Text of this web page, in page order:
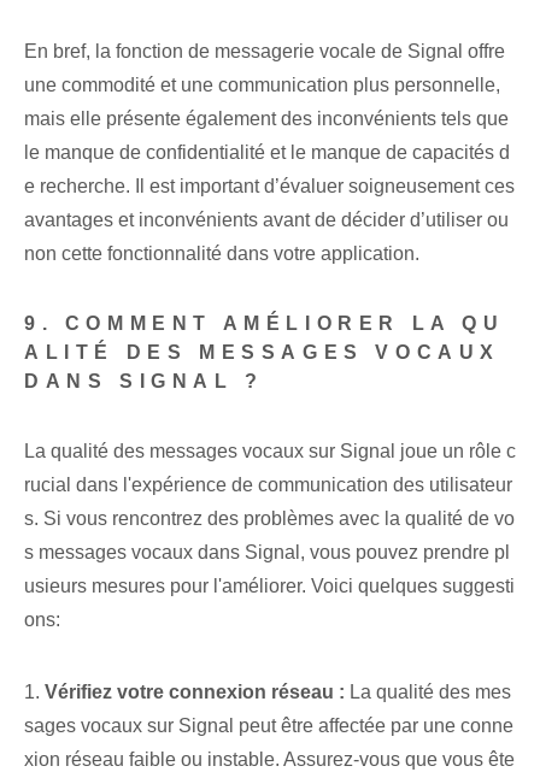
En bref, la fonction de messagerie vocale de Signal offre
une commodité et une communication plus personnelle,
mais elle présente également des inconvénients tels que
le manque de confidentialité et le manque de capacités d
e recherche. Il est important d’évaluer soigneusement ces
avantages et inconvénients avant de décider d’utiliser ou
non cette fonctionnalité dans votre application.
9. COMMENT AMÉLIORER LA QU
ALITÉ DES MESSAGES VOCAUX
DANS SIGNAL ?
La qualité des messages vocaux sur Signal joue un rôle c
rucial dans l'expérience de communication des utilisateur
s. Si vous rencontrez des problèmes avec la qualité de vo
s messages vocaux dans Signal, vous pouvez prendre pl
usieurs mesures pour l'améliorer. Voici quelques suggesti
ons:
1. Vérifiez votre connexion réseau : La qualité des mes
sages vocaux sur Signal peut être affectée par une conne
xion réseau faible ou instable. Assurez-vous que vous ête